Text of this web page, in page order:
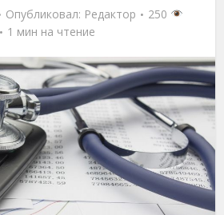
Опубликовал: Редактор
250
1 мин на чтение